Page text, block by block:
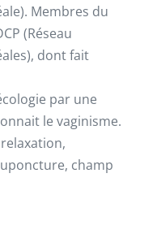
Membres du
(Réseau
dont fait
par une
le vaginisme.
champ